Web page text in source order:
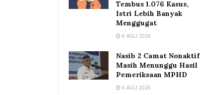
Tembus 1.076 Kasus,
Istri Lebih Banyak
Menggugat
6 AGU 2026
Nasib 2 Camat Nonaktif
Masih Menunggu Hasil
Pemeriksaan MPHD
6 AGU 2026